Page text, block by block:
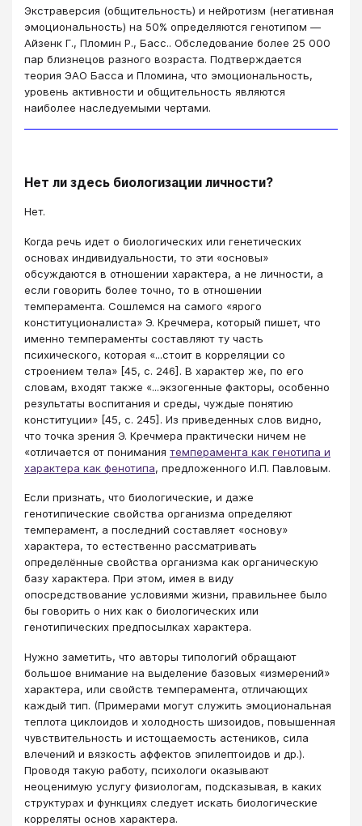
Экстраверсия (общительность) и нейротизм (негативная
эмоциональность) на 50% определяются генотипом​ ―
Айзенк Г., Пломин Р., Басс.. Обследование более 25 000
пар близнецов разного возраста. Подтверждается
теория ЭАО Басса и Пломина, что эмоциональность,
уровень активности и общительность являются
наиболее наследуемыми чертами.
Нет ли здесь биологизации личности?
Нет.
Когда речь идет о биологических или генетических
основах индивидуальности, то эти «основы»
обсуждаются в отношении характера, а не личности, а
если говорить более точно, то в отношении
темперамента. Сошлемся на самого «ярого
конституционалиста» Э. Кречмера, который пишет, что
именно темпераменты составляют ту часть
психического, которая «...стоит в корреляции со
строением тела» [45, с. 246]. В характер же, по его
словам, входят также «...экзогенные факторы, особенно
результаты воспитания и среды, чуждые понятию
конституции» [45, с. 245]. Из приведенных слов видно,
что точка зрения Э. Кречмера практически ничем не
«отличается от понимания темперамента как генотипа и
характера как фенотипа, предложенного И.П. Павловым.
Если признать, что биологические, и даже
генотипические свойства организма определяют
темперамент, а последний составляет «основу»
характера, то естественно рассматривать
определённые свойства организма как органическую
базу характера. При этом, имея в виду
опосредствование условиями жизни, правильнее было
бы говорить о них как о биологических или
генотипических предпосылках характера.
Нужно заметить, что авторы типологий обращают
большое внимание на выделение базовых «измерений»
характера, или свойств темперамента, отличающих
каждый тип. (Примерами могут служить эмоциональная
теплота циклоидов и холодность шизоидов, повышенная
чувствительность и истощаемость астеников, сила
влечений и вязкость аффектов эпилептоидов и др.).
Проводя такую работу, психологи оказывают
неоценимую услугу физиологам, подсказывая, в каких
структурах и функциях следует искать биологические
корреляты основ характера.